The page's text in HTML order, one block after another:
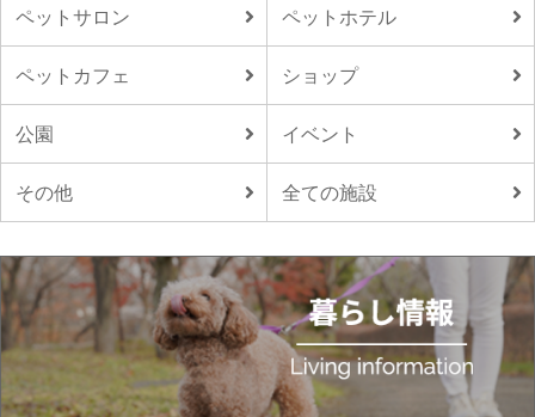
ペットサロン ペットホテル
ペットカフェ ショップ
公園 イベント
その他 全ての施設